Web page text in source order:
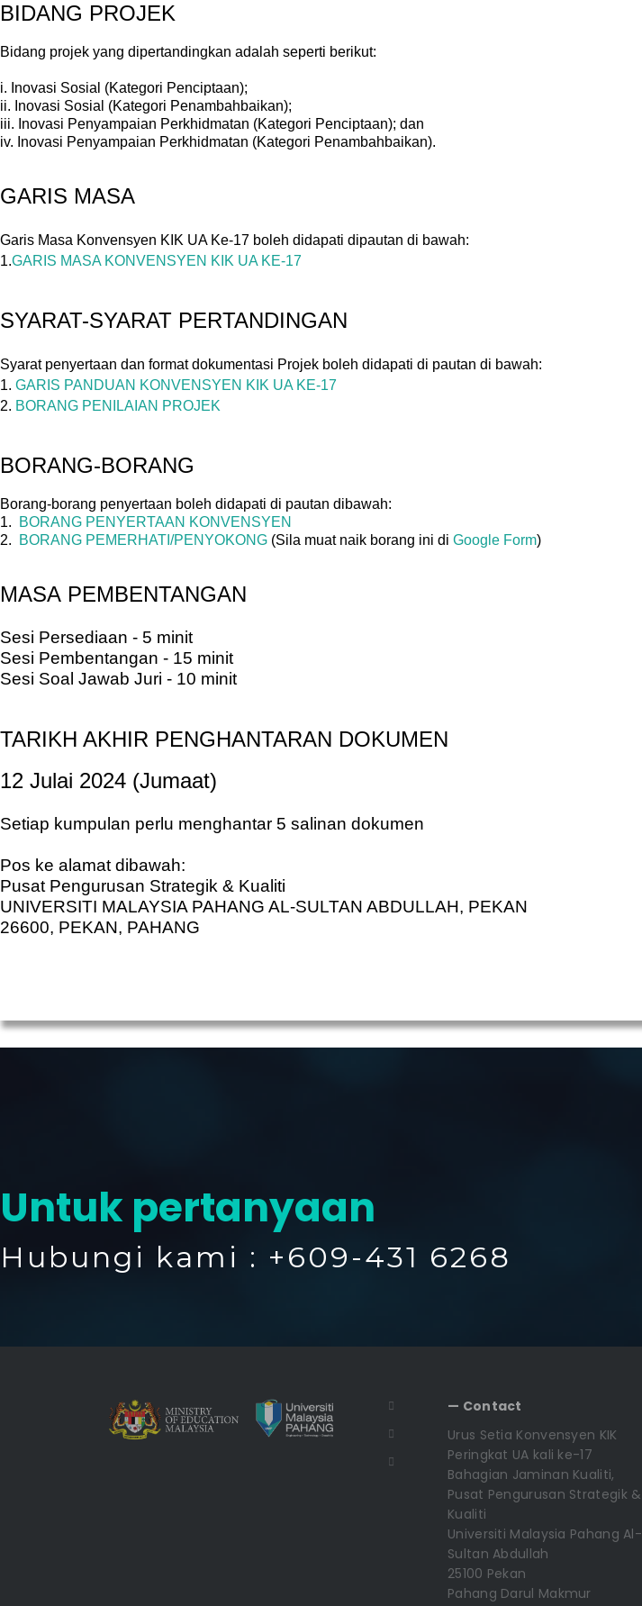
BIDANG PROJEK
Bidang projek yang dipertandingkan adalah seperti berikut:
i. Inovasi Sosial (Kategori Penciptaan);
ii. Inovasi Sosial (Kategori Penambahbaikan);
iii. Inovasi Penyampaian Perkhidmatan (Kategori Penciptaan); dan
iv. Inovasi Penyampaian Perkhidmatan (Kategori Penambahbaikan).
GARIS MASA
Garis Masa Konvensyen KIK UA Ke-17 boleh didapati dipautan di bawah:
1.GARIS MASA KONVENSYEN KIK UA KE-17
SYARAT-SYARAT PERTANDINGAN
Syarat penyertaan dan format dokumentasi Projek boleh didapati di pautan di bawah:
1. GARIS PANDUAN KONVENSYEN KIK UA KE-17
2. BORANG PENILAIAN PROJEK
BORANG-BORANG
Borang-borang penyertaan boleh didapati di pautan dibawah:
1.
BORANG PENYERTAAN KONVENSYEN
2.
BORANG PEMERHATI/PENYOKONG (Sila muat naik borang ini di Google Form)
MASA PEMBENTANGAN
Sesi Persediaan - 5 minit
Sesi Pembentangan - 15 minit
Sesi Soal Jawab Juri - 10 minit
TARIKH AKHIR PENGHANTARAN DOKUMEN
12 Julai 2024 (Jumaat)
Setiap kumpulan perlu menghantar 5 salinan dokumen
Pos ke alamat dibawah:
Pusat Pengurusan Strategik & Kualiti
UNIVERSITI MALAYSIA PAHANG AL-SULTAN ABDULLAH, PEKAN
26600, PEKAN, PAHANG
Untuk pertanyaan
Hubungi kami : +609-431 6268
— Contact
Urus Setia Konvensyen KIK
Peringkat UA kali ke-17
Bahagian Jaminan Kualiti,
Pusat Pengurusan Strategik &
Kualiti
Universiti Malaysia Pahang Al-
Sultan Abdullah
25100 Pekan
Pahang Darul Makmur